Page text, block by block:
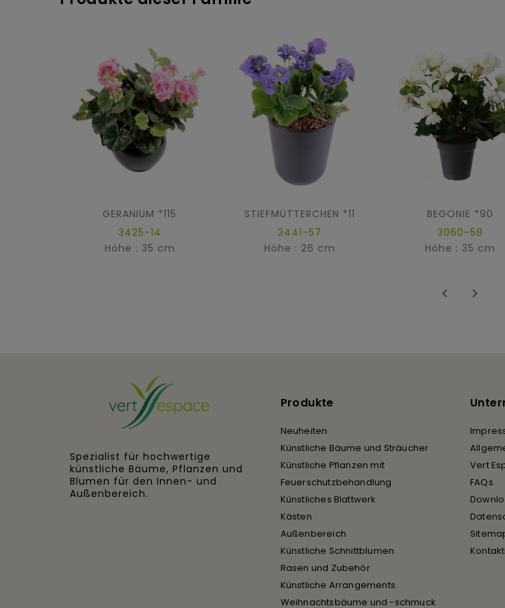
GERANIUM *115
3425-14
Höhe : 35 cm
STIEFMÜTTERCHEN *11
3441-57
Höhe : 26 cm
BEGONIE *90
3060-58
Höhe : 35 cm
 
Spezialist für hochwertige
künstliche Bäume, Pflanzen und
Blumen für den Innen- und
Außenbereich.
Produkte
Neuheiten
Künstliche Bäume und Sträucher
Künstliche Pflanzen mit
Feuerschutzbehandlung
Künstliches Blattwerk
Kästen
Außenbereich
Künstliche Schnittblumen
Rasen und Zubehör
Künstliche Arrangements
Weihnachtsbäume und -schmuck
Vert
FAQs